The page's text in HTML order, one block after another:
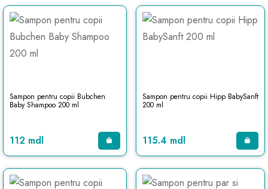
Sampon pentru copii Bubchen
Baby Shampoo 200 ml
112 mdl
Sampon pentru copii Hipp BabySanft
200 ml
115.4 mdl